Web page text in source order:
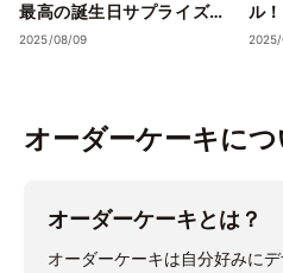
最高の誕生日サプライズ方
法
2025/08/09
ル
の
オーダーケーキにつ
オーダーケーキとは？
オーダーケーキは自分好みに